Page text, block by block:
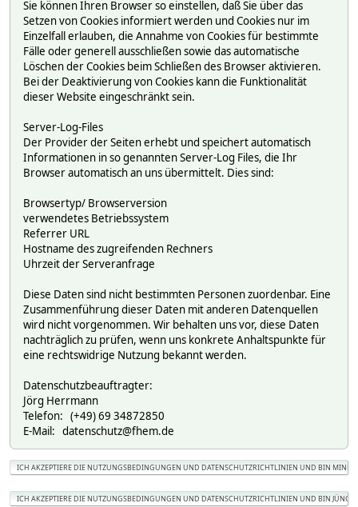
Sie können Ihren Browser so einstellen, daß Sie über das
Setzen von Cookies informiert werden und Cookies nur im
Einzelfall erlauben, die Annahme von Cookies für bestimmte
Fälle oder generell ausschließen sowie das automatische
Löschen der Cookies beim Schließen des Browser aktivieren.
Bei der Deaktivierung von Cookies kann die Funktionalität
dieser Website eingeschränkt sein.
Server-Log-Files
Der Provider der Seiten erhebt und speichert automatisch
Informationen in so genannten Server-Log Files, die Ihr
Browser automatisch an uns übermittelt. Dies sind:
Browsertyp/ Browserversion
verwendetes Betriebssystem
Referrer URL
Hostname des zugreifenden Rechners
Uhrzeit der Serveranfrage
Diese Daten sind nicht bestimmten Personen zuordenbar. Eine
Zusammenführung dieser Daten mit anderen Datenquellen
wird nicht vorgenommen. Wir behalten uns vor, diese Daten
nachträglich zu prüfen, wenn uns konkrete Anhaltspunkte für
eine rechtswidrige Nutzung bekannt werden.
Datenschutzbeauftragter:
Jörg Herrmann
Telefon: (+49) 69 34872850
E-Mail: datenschutz@fhem.de